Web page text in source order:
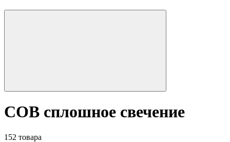
COB сплошное свечение
152 товара